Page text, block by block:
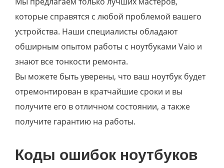
которые справятся с любой проблемой вашего
устройства. Наши специалисты обладают
обширным опытом работы с ноутбуками Vaio и
знают все тонкости ремонта.
Вы можете быть уверены, что ваш ноутбук будет
отремонтирован в кратчайшие сроки и вы
получите его в отличном состоянии, а также
получите гарантию на работы.
Коды ошибок ноутбуков